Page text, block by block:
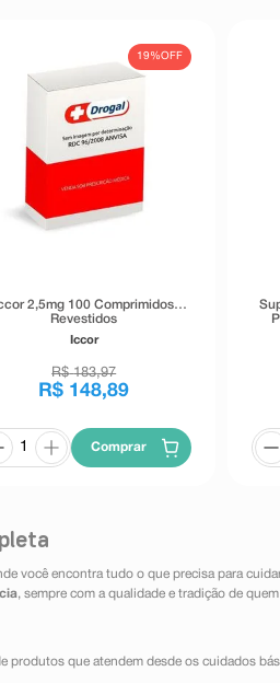
19%OFF
2,5mg 100 Comprimidos
Revestidos
Iccor
R$ 183,97
R$ 148,89
Comprar
você encontra tudo o que precisa para
, sempre com a qualidade e tradição de
produtos que atendem desde os cuidados